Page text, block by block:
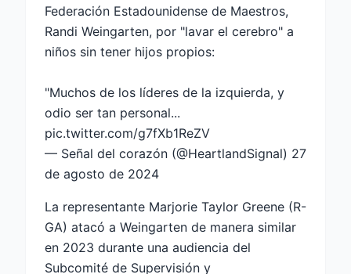
Federación Estadounidense de Maestros,
Randi Weingarten, por "lavar el cerebro" a
niños sin tener hijos propios:
"Muchos de los líderes de la izquierda, y
odio ser tan personal...
pic.twitter.com/g7fXb1ReZV
— Señal del corazón (@HeartlandSignal) 27
de agosto de 2024
La representante Marjorie Taylor Greene (R-
GA) atacó a Weingarten de manera similar
en 2023 durante una audiencia del
Subcomité de Supervisión y